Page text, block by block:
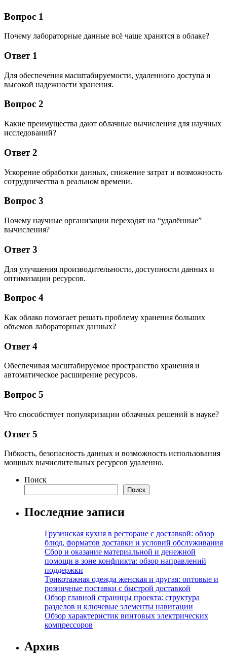
Вопрос 1
Почему лабораторные данные всё чаще хранятся в облаке?
Ответ 1
Для обеспечения масштабируемости, удаленного доступа и
высокой надежности хранения.
Вопрос 2
Какие преимущества дают облачные вычисления для научных
исследований?
Ответ 2
Ускорение обработки данных, снижение затрат и возможность
сотрудничества в реальном времени.
Вопрос 3
Почему научные организации переходят на “удалённые”
вычисления?
Ответ 3
Для улучшения производительности, доступности данных и
оптимизации ресурсов.
Вопрос 4
Как облако помогает решать проблему хранения больших
объемов лабораторных данных?
Ответ 4
Обеспечивая масштабируемое пространство хранения и
автоматическое расширение ресурсов.
Вопрос 5
Что способствует популяризации облачных решений в науке?
Ответ 5
Гибкость, безопасность данных и возможность использования
мощных вычислительных ресурсов удаленно.
Поиск
Поиск
Последние записи
Грузинская кухня в ресторане с доставкой: обзор
блюд, форматов доставки и условий обслуживания
Сбор и оказание материальной и денежной
помощи в зоне конфликта: обзор направлений
поддержки
Трикотажная одежда женская и другая: оптовые и
розничные поставки с быстрой доставкой
Обзор главной страницы проекта: структура
разделов и ключевые элементы навигации
Обзор характеристик винтовых электрических
компрессоров
Архив